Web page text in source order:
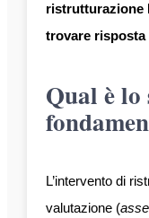
ristrutturazione
trovare risposta
Qual è
L’intervento di
valutazione (